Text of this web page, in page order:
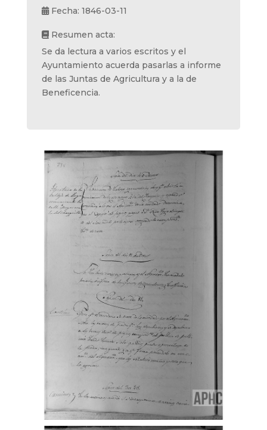
Fecha: 1846-03-11
Resumen acta:
Se da lectura a varios escritos y el
Ayuntamiento acuerda pasarlas a informe
de las Juntas de Agricultura y a la de
Beneficencia.